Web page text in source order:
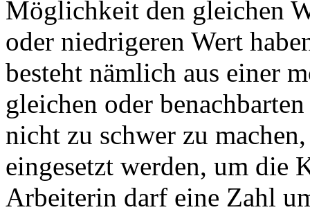
Möglichkeit den gleichen
oder niedrigeren Wert
besteht nämlich aus einer
gleichen oder
nicht zu schwer zu
eingesetzt werden, um die
Arbeiterin darf eine Zahl